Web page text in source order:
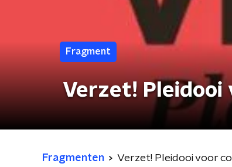
Fragment
Verzet! Pleidooi
Fragmenten Verzet! Pleidooi voor